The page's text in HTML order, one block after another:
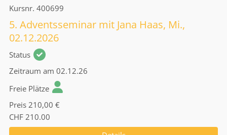
Kursnr. 400699
5. Adventsseminar mit Jana Haas, Mi.,
02.12.2026
Status
Zeitraum am 02.12.26
Freie Plätze
Preis 210,00 €
CHF 210.00